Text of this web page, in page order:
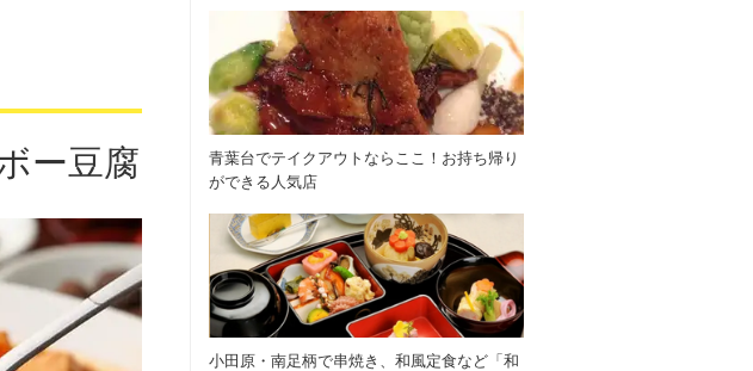
ー豆腐
青葉台でテイクアウトならここ！お持ち帰り
ができる人気店
小田原・南足柄で串焼き、和風定食など「和